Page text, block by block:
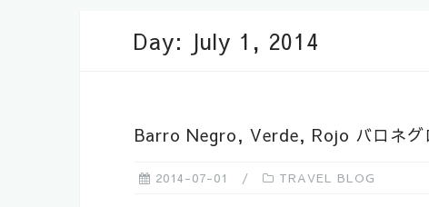
Day: July 1, 2014
Barro Negro, Verde, Rojo バロネ
2014-07-01 TRAVEL BLOG